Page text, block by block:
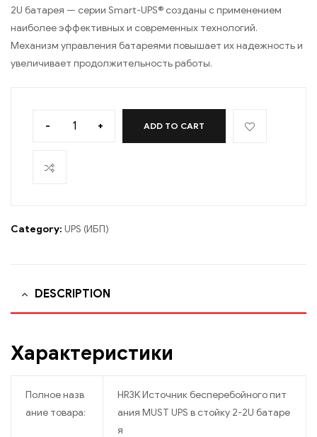
2U батарея — серии Smart-UPS® созданы с применением
наиболее эффективных и современных технологий.
Механизм управления батареями повышает их надежность и
увеличивает продолжительность работы.
- + ADD TO CART
Category: UPS (ИБП)
DESCRIPTION
Характеристики
Полное назв
ание товара:
HR3K Источник бесперебойного пит
ания MUST UPS в стойку 2-2U батаре
я